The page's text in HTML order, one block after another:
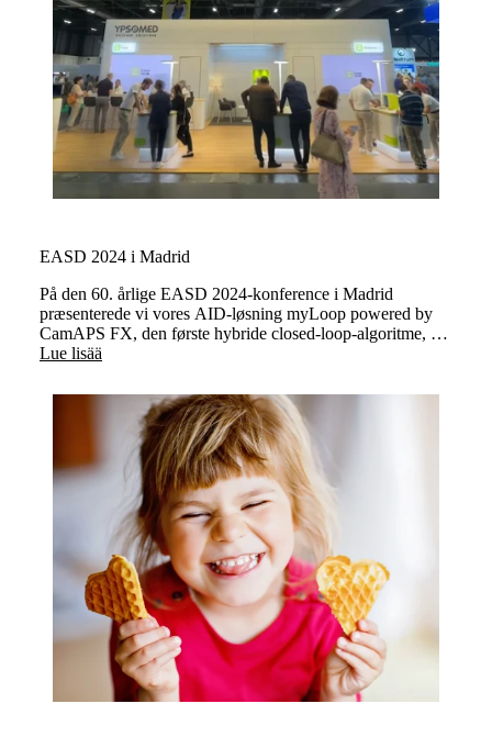
EASD 2024 i Madrid
På den 60. årlige EASD 2024-konference i Madrid
præsenterede vi vores AID-løsning myLoop powered by
CamAPS FX, den første hybride closed-loop-algoritme, der
er designet og godkendt til brug i forbindelse med
Lue lisää